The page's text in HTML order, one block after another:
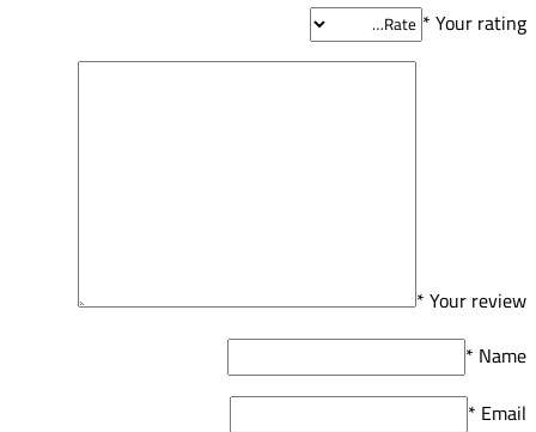
Your rating
*
Your review
*
Name
*
Email
*